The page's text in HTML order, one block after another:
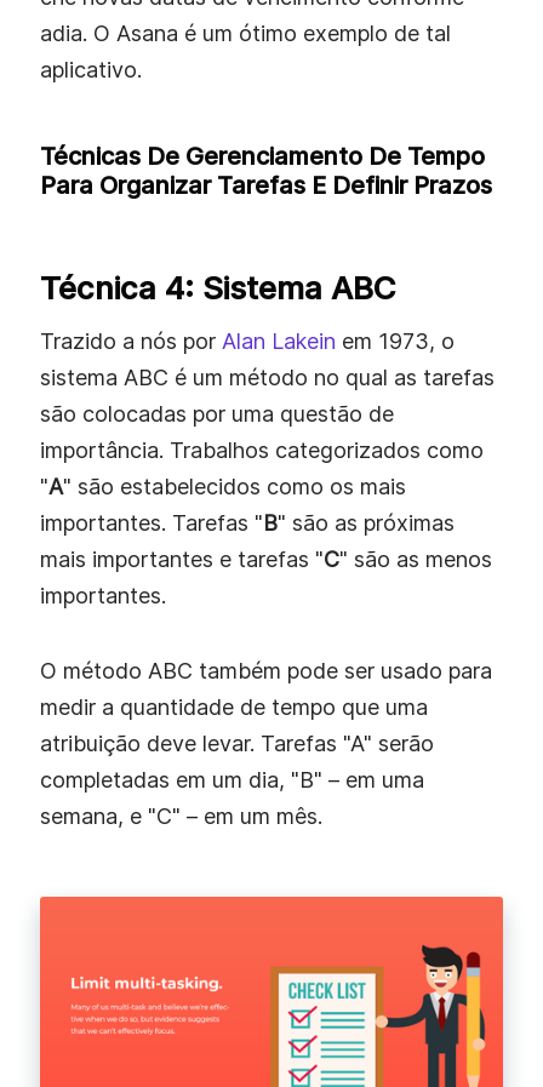
adia. O Asana é um ótimo exemplo de tal
aplicativo.
Técnicas De Gerenciamento De Tempo
Para Organizar Tarefas E Definir Prazos
Técnica 4: Sistema ABC
Trazido a nós por Alan Lakein em 1973, o
sistema ABC é um método no qual as tarefas
são colocadas por uma questão de
importância. Trabalhos categorizados como
"A" são estabelecidos como os mais
importantes. Tarefas "B" são as próximas
mais importantes e tarefas "C" são as menos
importantes.
O método ABC também pode ser usado para
medir a quantidade de tempo que uma
atribuição deve levar. Tarefas "A" serão
completadas em um dia, "B" – em uma
semana, e "C" – em um mês.